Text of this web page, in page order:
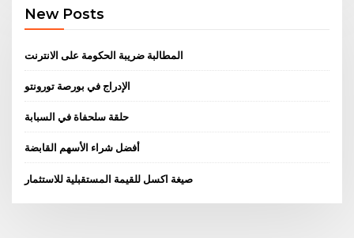
New Posts
المطالبة ضريبة الحكومة على الانترنت
الإدراج في بورصة تورونتو
حلقة سلحفاة في السبابة
أفضل شراء الأسهم القابضة
صيغة اكسل للقيمة المستقبلية للاستثمار